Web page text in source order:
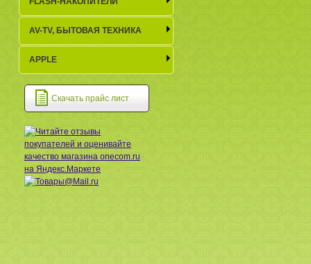
AV-TV, БЫТОВАЯ ТЕХНИКА
APPLE
Скачать прайс лист